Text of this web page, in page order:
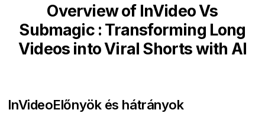
Overview of InVideo Vs
Submagic : Transforming Long
Videos into Viral Shorts with AI
InVideoElőnyök és hátrányok